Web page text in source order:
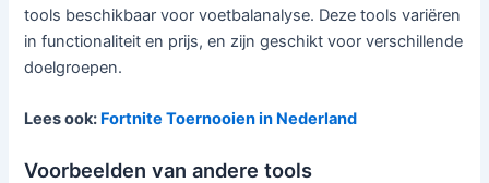
tools beschikbaar voor voetbalanalyse. Deze tools variëren
in functionaliteit en prijs, en zijn geschikt voor verschillende
doelgroepen.
Lees ook: Fortnite Toernooien in Nederland
Voorbeelden van andere tools